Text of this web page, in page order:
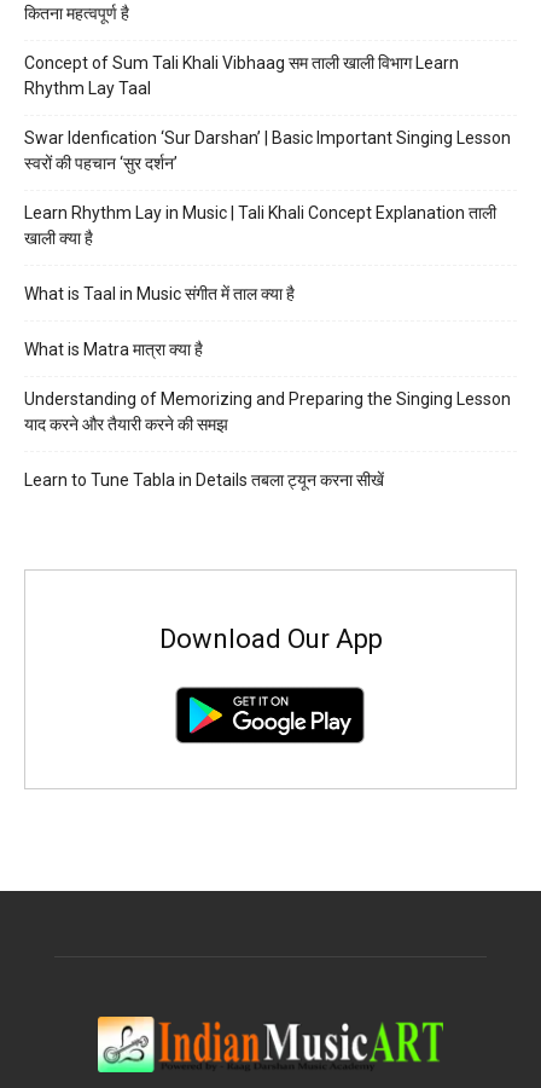
कितना महत्वपूर्ण है
Concept of Sum Tali Khali Vibhaag सम ताली खाली विभाग Learn
Rhythm Lay Taal
Swar Idenfication ‘Sur Darshan’ | Basic Important Singing Lesson
स्वरों की पहचान ‘सुर दर्शन’
Learn Rhythm Lay in Music | Tali Khali Concept Explanation ताली
खाली क्या है
What is Taal in Music संगीत में ताल क्या है
What is Matra मात्रा क्या है
Understanding of Memorizing and Preparing the Singing Lesson
याद करने और तैयारी करने की समझ
Learn to Tune Tabla in Details तबला ट्यून करना सीखें
Download Our App